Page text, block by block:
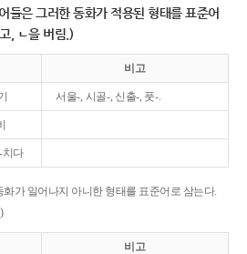
들은 그러한 동화가 적용된 형태를 표준어
, ㄴ을 버림.)
비고
서울-, 시골-, 신출-, 풋-.
치다
화가 일어나지 아니한 형태를 표준어로 삼는다.
비고